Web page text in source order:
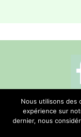
Mentions
Nous utilisons des
expérience sur
dernier, nous